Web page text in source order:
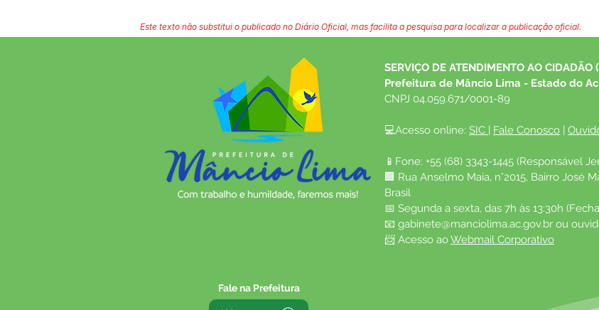
Este texto não substitui o publicado no Diário Oficial, mas facilita a pesquisa para localizar a publicação oficial.
SERVIÇO DE ATENDIMENTO AO CIDADÃO
Prefeitura de Mâncio Lima - Estado do
CNPJ 04.059.671/0001-89
💻Acesso online: SIC | Fale Conosco |
📱Fone: +55 (68) 3343-1445 (Responsável
🏢 Rua Anselmo Maia, n°2015, Bairro José
Brasil
📅 Segunda a sexta, das 7h às 13:30h
📧 gabinete@manciolima.ac.gov.br ou
📨 Acesso ao Webmail Corporativo
Fale na Prefeitura